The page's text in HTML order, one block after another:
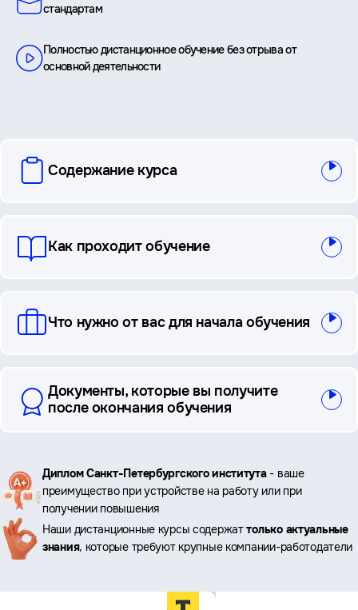
стандартам
Полностью дистанционное обучение без отрыва от
основной деятельности
вопросы
Содержание курса
Как проходит обучение
Что нужно от вас для начала обучения
Документы, которые вы получите
после окончания обучения
Ключевые
преимущества
Диплом Санкт-Петербургского института- ваше
преимущество при устройстве на работу или при
получении повышения
Наши дистанционные курсы содержаттолько актуальные
знания, которые требуют крупные компании-работодатели